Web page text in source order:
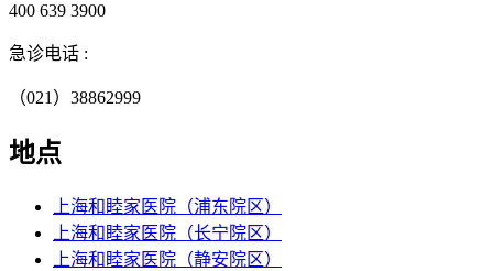
400 639 3900
急诊电话 :
（021）38862999
地点
上海和睦家医院（浦东院区）
上海和睦家医院（长宁院区）
上海和睦家医院（静安院区）